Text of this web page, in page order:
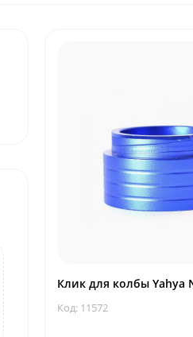
Клик для колбы Yahya
Код: 11572